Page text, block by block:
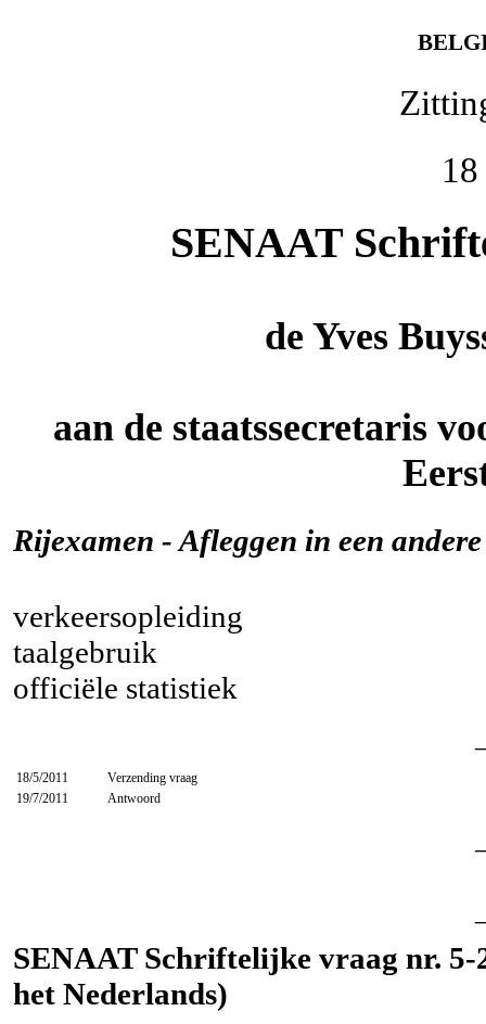
SENAAT
de Yves
aan de staatssecretaris
Rijexamen - Afleggen in een
verkeersopleiding
taalgebruik
officiële statistiek
18/5/2011
Verzending vraag
19/7/2011
Antwoord
SENAAT Schriftelijke vraag nr. 5-
het Nederlands)